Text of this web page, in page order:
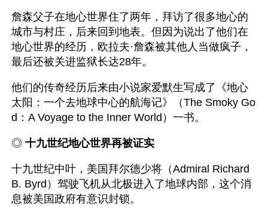
詹森父子在地心世界住了两年，拜访了很多地心的
城市与村庄，后来回到地表。但因为说出了他们在
地心世界的经历，欧拉夫·詹森被其他人当做疯子，
最后还被关进监狱长达28年。
他们的传奇经历后来由小说家爱默生写成了《地心
太阳：一个去地球中心的航海记》（The Smoky Go
d：A Voyage to the Inner World）一书。
◎ 十九世纪地心世界再被证实
十九世纪中叶，美国拜尔德少将（Admiral Richard
B. Byrd）驾驶飞机从北极进入了地球内部，这个消
息被美国政府有意识封锁。